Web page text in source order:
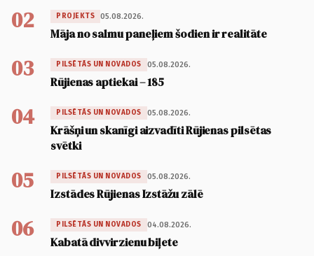
02 PROJEKTS 05.08.2026.
Māja no salmu paneļiem šodien ir realitāte
03 PILSĒTĀS UN NOVADOS 05.08.2026.
Rūjienas aptiekai – 185
04 PILSĒTĀS UN NOVADOS 05.08.2026.
Krāšņi un skanīgi aizvadīti Rūjienas pilsētas
svētki
05 PILSĒTĀS UN NOVADOS 05.08.2026.
Izstādes Rūjienas Izstāžu zālē
06 PILSĒTĀS UN NOVADOS 04.08.2026.
Kabatā divvirzienu biļete